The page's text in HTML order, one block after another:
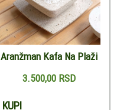
Aranžman Kafa Na Plaži
3.500,00 RSD
KUPI